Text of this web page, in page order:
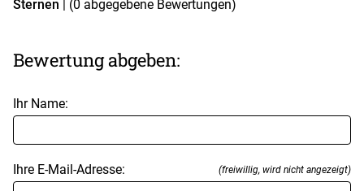
Sternen
| (0 abgegebene Bewertungen)
Bewertung abgeben:
Ihr Name:
Ihre E-Mail-Adresse: (freiwillig, wird nicht angezeigt)